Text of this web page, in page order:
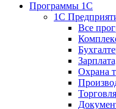
Программы 1С
1С
Все
Охрана
Торговля